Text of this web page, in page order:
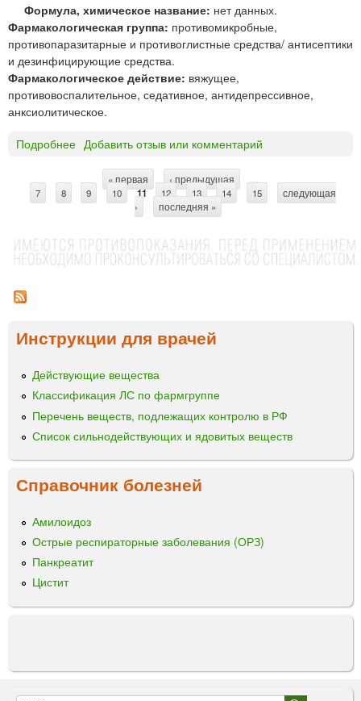
Формула, химическое название: нет данных.
Фармакологическая группа: противомикробные,
противопаразитарные и противоглистные средства/ антисептики
и дезинфицирующие средства.
Фармакологическое действие: вяжущее,
противовоспалительное, седативное, антидепрессивное,
анксиолитическое.
Подробнее
б
о
д
р
я
в
л
н
н
о
т
р
Добавить отзыв или комментарий
р
а
н
ц
« первая ‹ предыдущая
…
7
8 9 10 11 12 13 14 15
следующая
›
последняя »
Инструкции для врачей
Действующие вещества
Классификация ЛС по фармгруппе
Перечень веществ, подлежащих контролю в РФ
Список сильнодействующих и ядовитых веществ
Справочник болезней
Амилоидоз
Острые респираторные заболевания (ОРЗ)
Панкреатит
Цистит